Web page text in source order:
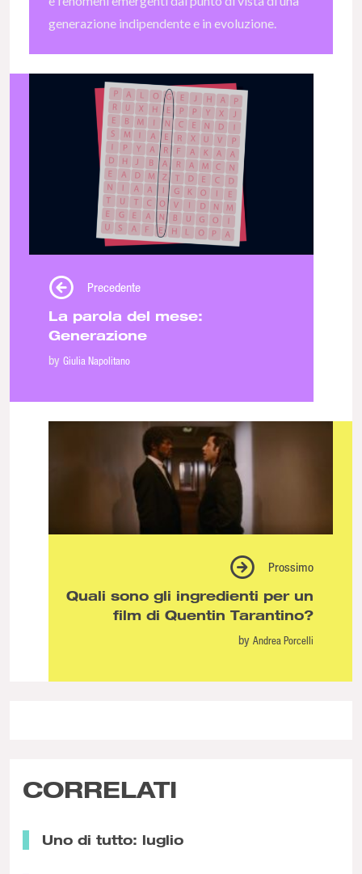
generazione indipendente e in evoluzione.
Precedente
La parola del mese:
Generazione
by Giulia Napolitano
Prossimo
Quali sono gli ingredienti per un
film di Quentin Tarantino?
by Andrea Porcelli
CORRELATI
Uno di tutto: luglio